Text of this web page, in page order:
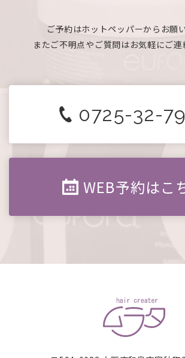
ご予約はホットペッパーからお願
またご不明点やご質問はお気軽にご連
0725-32-
WEB予約はこ